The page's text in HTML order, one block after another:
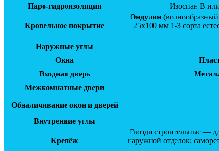
Паро-гидроизоляция
Изоспан В
Кровельное покрытие
Ондулин
25х100 мм 1-3 сорта
Наружные углы
Окна
Входная дверь
Межкомнатные двери
Обналичивание окон и дверей
Внутренние углы
Крепёж
Гвозди строительные —
наружной отделок;